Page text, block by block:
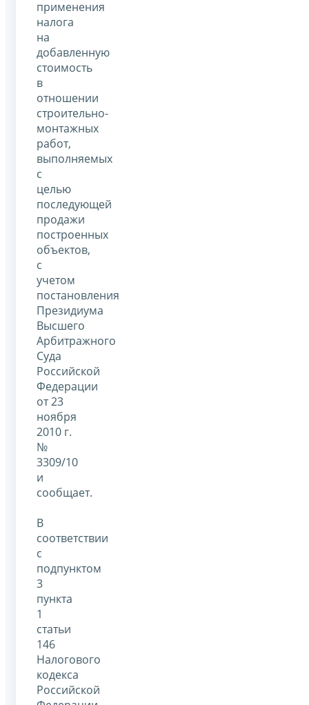
применения
налога
на
добавленную
стоимость
в
отношении
строительно-
монтажных
работ,
выполняемых
с
целью
последующей
продажи
построенных
объектов,
с
учетом
постановления
Президиума
Высшего
Арбитражного
Суда
Российской
Федерации
от 23
ноября
2010 г.
№
3309/10
и
сообщает.
В
соответствии
с
подпунктом
3
пункта
1
статьи
146
Налогового
кодекса
Российской